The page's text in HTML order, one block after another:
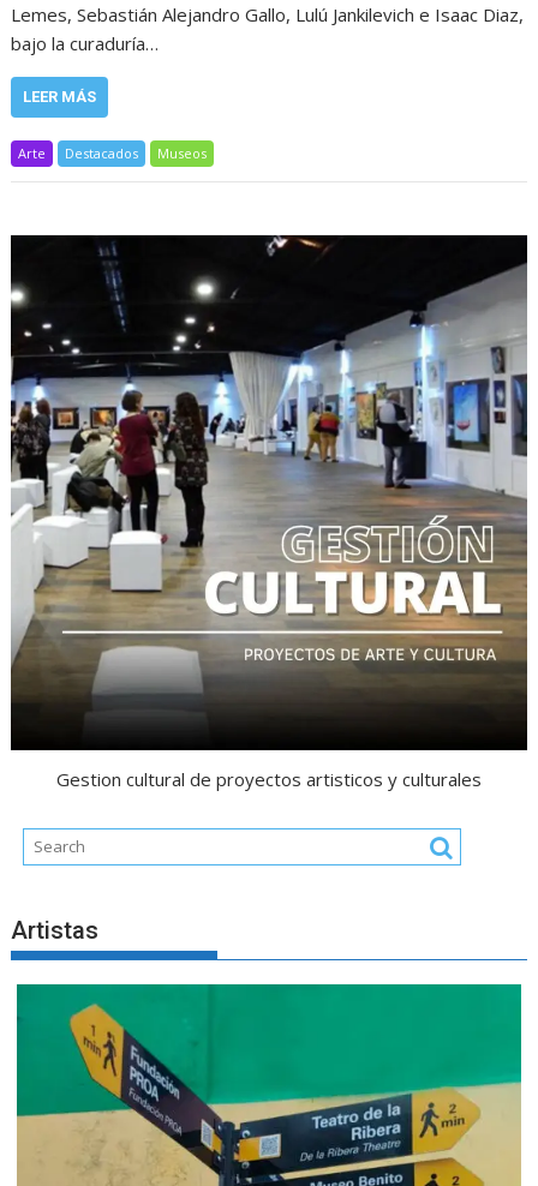
Lemes, Sebastián Alejandro Gallo, Lulú Jankilevich e Isaac Diaz,
bajo la curaduría…
LEER MÁS
Arte Destacados Museos
Gestion cultural de proyectos artisticos y culturales
Artistas